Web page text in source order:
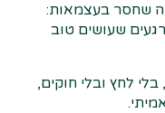
שחסר בעצמאות:
שעושים טוב
לחץ ובלי חוקים,